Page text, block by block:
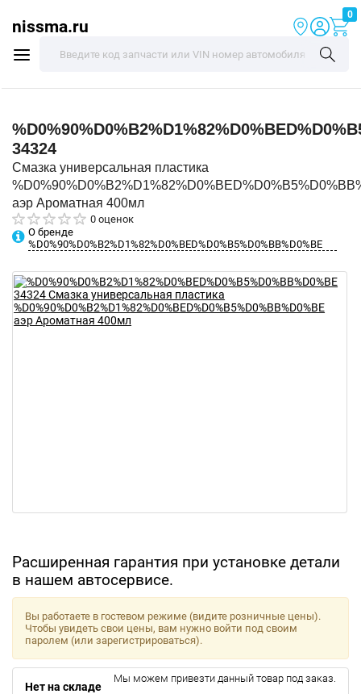
nissma.ru
0
34324
Смазка универсальная пластика
аэр Ароматная 400мл
0 оценок
О бренде
%D0%90%D0%B2%D1%82%D0%BED%D0%B5%D0%BB%D0%BE
Расширенная гарантия при установке детали
в нашем автосервисе.
Вы работаете в гостевом режиме (видите розничные цены).
Чтобы увидеть свои цены, вам нужно войти под своим
паролем (или зарегистрироваться).
Нет на складе
Мы можем привезти данный товар под заказ.